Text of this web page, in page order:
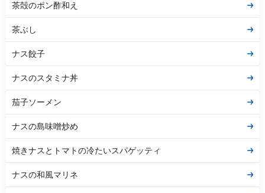
茶殻のポン酢和え
茶ぶし
ナス餃子
ナスのスタミナ丼
茄子ソーメン
ナスの島味噌炒め
焼きナスとトマトの冷たいスパゲッティ
ナスの和風マリネ